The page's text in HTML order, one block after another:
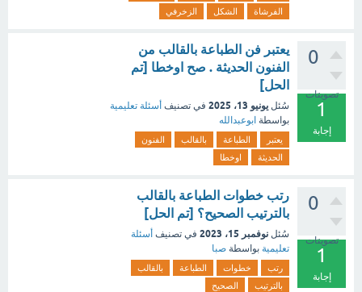
الفرشاة
الشكل الزخرفي
0
تصويتات
1
إجابة
يعتبر فن الطباعة بالقالب من
الفنون الحديثة . صح اوخطا [تم
الحل]
سُئل يونيو 13، 2025 في تصنيف أسئلة تعليمية
بواسطة ابوعبدالله
يعتبر الطباعة بالقالب
الفنون
الحديثة
اوخطا
0
تصويتات
1
إجابة
رتب خطوات الطباعة بالقالب
بالترتيب الصحيح؟ [تم الحل]
سُئل نوفمبر 15، 2023 في تصنيف أسئلة
تعليمية بواسطة صبا
رتب خطوات الطباعة
بالقالب
بالترتيب
الصحيح